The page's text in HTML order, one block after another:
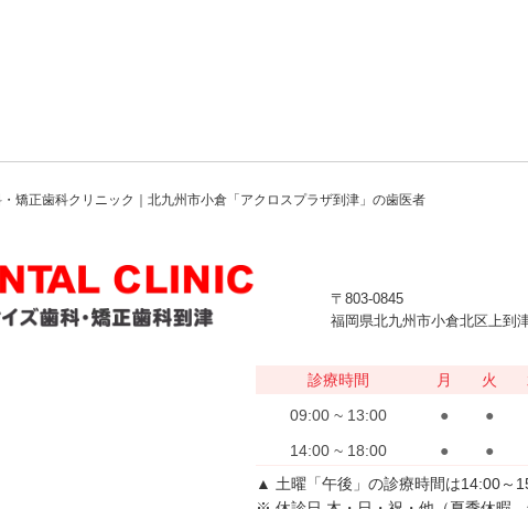
矯正歯科クリニック｜北九州市小倉「アクロスプラザ到津」の歯医者
〒803-0845
福岡県北九州市小倉北区上到
診療時間 月 火
09:00 ~ 13:00
● ●
14:00 ~ 18:00
● ●
▲ 土曜「午後」の診療時間は14:00～